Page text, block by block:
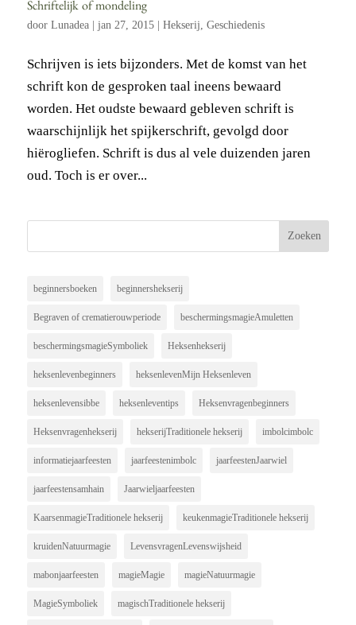
Schriftelijk of mondeling
door Lunadea| jan 27, 2015| Hekserij Geschiedenis
Schrijven is iets bijzonders. Met de komst van het
schrift kon de gesproken taal ineens bewaard
worden. Het oudste bewaard gebleven schrift is
waarschijnlijk het spijkerschrift, gevolgd door
hiërogliefen. Schrift is dus al vele duizenden jaren
oud. Toch is er over...
beginnersboeken beginnershekserij
Begraven of crematierouwperiode beschermingsmagieAmuletten
beschermingsmagieSymboliek Heksenhekserij
heksenlevenbeginners heksenlevenMijn Heksenleven
heksenlevensibbe heksenleventips Heksenvragenbeginners
Heksenvragenhekserij hekserijTraditionele hekserij imbolcimbolc
informatiejaarfeesten jaarfeestenimbolc jaarfeestenJaarwiel
jaarfeestensamhain Jaarwieljaarfeesten
KaarsenmagieTraditionele hekserij keukenmagieTraditionele hekserij
kruidenNatuurmagie LevensvragenLevenswijsheid
mabonjaarfeesten magieMagie magieNatuurmagie
MagieSymboliek magischTraditionele hekserij